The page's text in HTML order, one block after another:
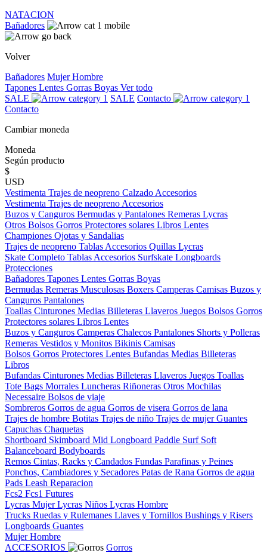
NATACION
Bañadores
Volver
Bañadores MujerHombre
Tapones Lentes Gorras Boyas Ver todo
SALE
SALE Contacto
Contacto
Cambiar moneda
Moneda
Según producto
$
USD
Vestimenta Trajes de neopreno Calzado Accesorios
Vestimenta Trajes de neopreno Accesorios
Buzos y Canguros Bermudas y Pantalones Remeras Lycras
Otros Bolsos Gorros Protectores solares Libros Lentes
Championes Ojotas y Sandalias
Trajes de neopreno Tablas Accesorios Quillas Lycras
Skate Completo Tablas Accesorios Surfskate Longboards
Protecciones
Bañadores Tapones Lentes Gorras Boyas
Bermudas Remeras Musculosas Boxers Camperas Camisas Buzos y
Canguros Pantalones
Toallas Cinturones Medias Billeteras Llaveros Juegos Bolsos Gorros
Protectores solares Libros Lentes
Buzos y Canguros Camperas Chalecos Pantalones Shorts y Polleras
Remeras Vestidos y Monitos Bikinis Camisas
Bolsos Gorros Protectores Lentes Bufandas Medias Billeteras
Libros
Bufandas Cinturones Medias Billeteras Llaveros Juegos Toallas
Tote Bags Morrales Luncheras Riñoneras Otros Mochilas
Necessaire Bolsos de viaje
Sombreros Gorros de agua Gorros de visera Gorros de lana
Trajes de hombre Botitas Trajes de niño Trajes de mujerGuantes
Capuchas Chaquetas
Shortboard Skimboard Mid Longboard Paddle Surf Soft
Balanceboard Bodyboards
Remos Cintas, Racks y Candados Fundas Parafinas y Peines
Ponchos, Cambiadores y Secadores Patas de Rana Gorros de agua
Pads Leash Reparacion
Fcs2 Fcs1 Futures
Lycras MujerLycras Niños Lycras Hombre
Trucks Ruedas y Rulemanes Llaves y Tornillos Bushings y Risers
Longboards Guantes
MujerHombre
ACCESORIOS
Gorros